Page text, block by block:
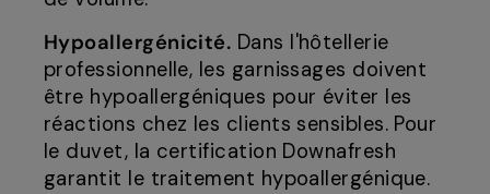
Hypoallergénicité. Dans l'hôtellerie
professionnelle, les garnissages doivent
être hypoallergéniques pour éviter les
réactions chez les clients sensibles. Pour
le duvet, la certification Downafresh
garantit le traitement hypoallergénique.